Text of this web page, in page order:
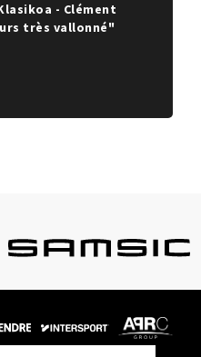
- Clément
très vallonné"